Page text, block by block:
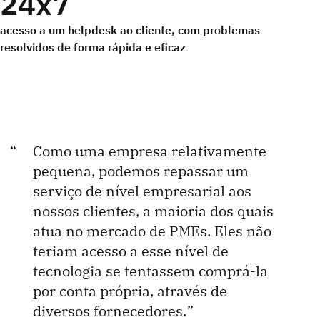
acesso a um helpdesk ao cliente, com problemas
resolvidos de forma rápida e eficaz
Como uma empresa relativamente
pequena, podemos repassar um
serviço de nível empresarial aos
nossos clientes, a maioria dos quais
atua no mercado de PMEs. Eles não
teriam acesso a esse nível de
tecnologia se tentassem comprá-la
por conta própria, através de
diversos fornecedores.